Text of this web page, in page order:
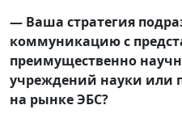
— Ваша стратегия
коммуникацию с
преимущественно
учреждений науки или
на рынке ЭБС?